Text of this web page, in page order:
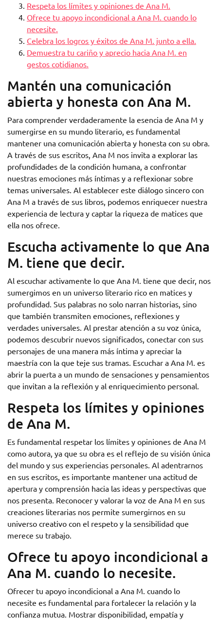
Respeta los límites y opiniones de Ana M.
Ofrece tu apoyo incondicional a Ana M. cuando lo
necesite.
Celebra los logros y éxitos de Ana M. junto a ella.
Demuestra tu cariño y aprecio hacia Ana M. en
gestos cotidianos.
Mantén una comunicación
abierta y honesta con Ana M.
Para comprender verdaderamente la esencia de Ana M y
sumergirse en su mundo literario, es fundamental
mantener una comunicación abierta y honesta con su obra.
A través de sus escritos, Ana M nos invita a explorar las
profundidades de la condición humana, a confrontar
nuestras emociones más íntimas y a reflexionar sobre
temas universales. Al establecer este diálogo sincero con
Ana M a través de sus libros, podemos enriquecer nuestra
experiencia de lectura y captar la riqueza de matices que
ella nos ofrece.
Escucha activamente lo que Ana
M. tiene que decir.
Al escuchar activamente lo que Ana M. tiene que decir, nos
sumergimos en un universo literario rico en matices y
profundidad. Sus palabras no solo narran historias, sino
que también transmiten emociones, reflexiones y
verdades universales. Al prestar atención a su voz única,
podemos descubrir nuevos significados, conectar con sus
personajes de una manera más íntima y apreciar la
maestría con la que teje sus tramas. Escuchar a Ana M. es
abrir la puerta a un mundo de sensaciones y pensamientos
que invitan a la reflexión y al enriquecimiento personal.
Respeta los límites y opiniones
de Ana M.
Es fundamental respetar los límites y opiniones de Ana M
como autora, ya que su obra es el reflejo de su visión única
del mundo y sus experiencias personales. Al adentrarnos
en sus escritos, es importante mantener una actitud de
apertura y comprensión hacia las ideas y perspectivas que
nos presenta. Reconocer y valorar la voz de Ana M en sus
creaciones literarias nos permite sumergirnos en su
universo creativo con el respeto y la sensibilidad que
merece su trabajo.
Ofrece tu apoyo incondicional a
Ana M. cuando lo necesite.
Ofrecer tu apoyo incondicional a Ana M. cuando lo
necesite es fundamental para fortalecer la relación y la
confianza mutua. Mostrar disponibilidad, empatía y